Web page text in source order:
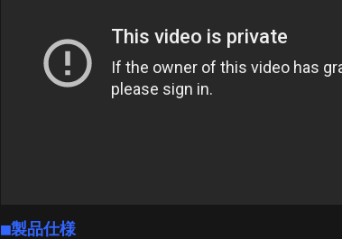
■製品仕様